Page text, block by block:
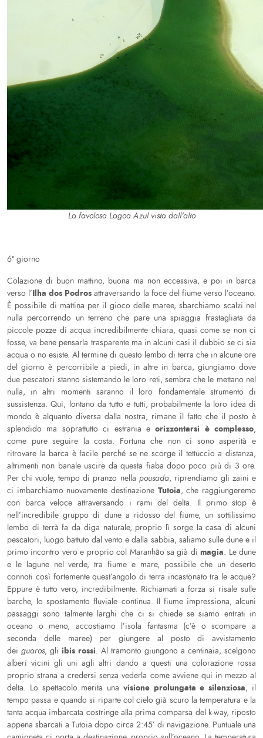
La favolosa Lagoa Azul vista dall'alto
6° giorno
Colazione di buon mattino, buona ma non eccessiva, e poi in barca
verso l’Ilha dos Podros attraversando la foce del fiume verso l’oceano.
È possibile di mattina per il gioco delle maree, sbarchiamo scalzi nel
nulla percorrendo un terreno che pare una spiaggia frastagliata da
piccole pozze di acqua incredibilmente chiara, quasi come se non ci
fosse, va bene pensarla trasparente ma in alcuni casi il dubbio se ci sia
acqua o no esiste. Al termine di questo lembo di terra che in alcune ore
del giorno è percorribile a piedi, in altre in barca, giungiamo dove
due pescatori stanno sistemando le loro reti, sembra che le mettano nel
nulla, in altri momenti saranno il loro fondamentale strumento di
sussistenza. Qui, lontano da tutto e tutti, probabilmente la loro idea di
mondo è alquanto diversa dalla nostra, rimane il fatto che il posto è
splendido ma soprattutto ci estrania eorizzontarsi è complesso,
come pure seguire la costa. Fortuna che non ci sono asperità e
ritrovare la barca è facile perché se ne scorge il tettuccio a distanza,
altrimenti non banale uscire da questa fiaba dopo poco più di 3 ore.
Per chi vuole, tempo di pranzo nella pousada, riprendiamo gli zaini e
ci imbarchiamo nuovamente destinazione Tutoia, che raggiungeremo
con barca veloce attraversando i rami del delta. Il primo stop è
nell’incredibile gruppo di dune a ridosso del fiume, un sottilissimo
lembo di terrà fa da diga naturale, proprio lì sorge la casa di alcuni
pescatori, luogo battuto dal vento e dalla sabbia, saliamo sulle dune e il
primo incontro vero e proprio col Maranhão sa già dimagia. Le dune
e le lagune nel verde, tra fiume e mare, possibile che un deserto
connoti così fortemente quest’angolo di terra incastonato tra le acque?
Eppure è tutto vero, incredibilmente. Richiamati a forza si risale sulle
barche, lo spostamento fluviale continua. Il fiume impressiona, alcuni
passaggi sono talmente larghi che ci si chiede se siamo entrati in
oceano o meno, accostiamo l’isola fantasma (c’è o scompare a
seconda delle maree) per giungere al posto di avvistamento
dei guaros, gli ibis rossi. Al tramonto giungono a centinaia, scelgono
alberi vicini gli uni agli altri dando a questi una colorazione rossa
proprio strana a credersi senza vederla come avviene qui in mezzo al
delta. Lo spettacolo merita una visione prolungata e silenziosa, il
tempo passa e quando si riparte col cielo già scuro la temperatura e la
tanta acqua imbarcata costringe alla prima comparsa del k-way, riposto
appena sbarcati a Tutoia dopo circa 2:45’ di navigazione. Puntuale una